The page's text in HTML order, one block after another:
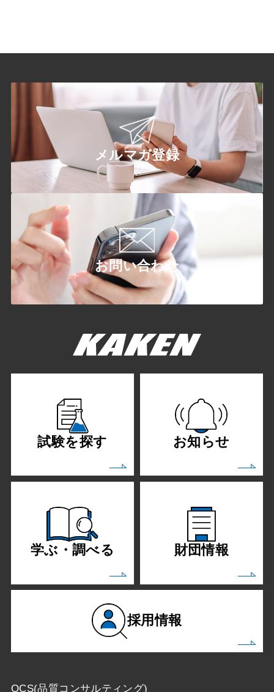
メルマガ登録
お問い合わせ
試験を探す お知らせ
学ぶ・調べる 財団情報
採用情報
QCS(品質コンサルティング)